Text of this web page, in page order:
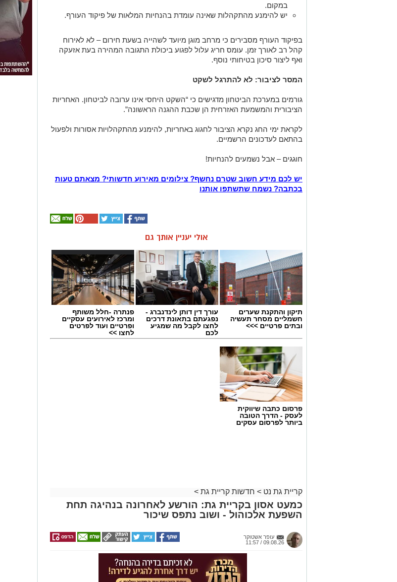
במקום.
יש להימנע מהתקהלות שאינה עומדת בהנחיות המלאות של פיקוד העורף.
בפיקוד העורף מסבירים כי מרחב מוגן מיועד לשהייה בשעת חירום – לא לאירוח
קהל רב לאורך זמן. עומס חריג עלול לפגוע ביכולת התגובה המהירה בעת אזעקה
ואף ליצור סיכון בטיחותי נוסף.
המסר לציבור: לא להתרגל לשקט
גורמים במערכת הביטחון מדגישים כי “השקט היחסי אינו ערובה לביטחון. האחריות
הציבורית והמשמעת האזרחית הן שכבת ההגנה הראשונה”.
לקראת ימי החג נקרא הציבור לחגוג באחריות, להימנע מהתקהלויות אסורות ולפעול
בהתאם לעדכונים הרשמיים.
חוגגים – אבל נשמעים להנחיות!
יש לכם מידע חשוב שטרם נחשף? צילומים מאירוע חדשותי? מצאתם טעות
בכתבה? נשמח שתשתפו אותנו
אולי יעניין אותך גם
תיקון והתקנת שערים
חשמליים מסחר תעשיה
ובתים פרטיים >>>
עורך דין דותן לינדנברג -
נפגעתם בתאונת דרכים
לחצו לקבל מה שמגיע
לכם
פנתרה -חלל משותף
ומרכז לאירועים עסקיים
ופרטיים ועוד לפרטים
לחצו >>
פרסום כתבה שיווקית
לעסק - הדרך הטובה
ביותר לפרסום עסקים
קריית גת נט > חדשות קריית גת >
כמעט אסון בקריית גת: הורשע לאחרונה בנהיגה תחת
השפעת אלכוהול - ושוב נתפס שיכור
עופר אשטוקר
09.08.26 / 11:57